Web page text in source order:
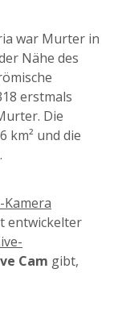
war Murter in
Nähe des
erstmals
Die
km² und die
entwickelter
Cam gibt,